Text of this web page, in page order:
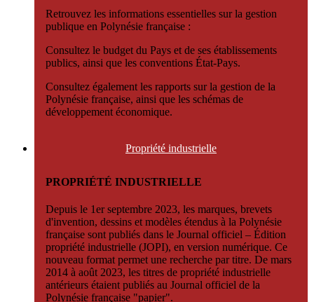
Retrouvez les informations essentielles sur la gestion
publique en Polynésie française :
Consultez le budget du Pays et de ses établissements
publics, ainsi que les conventions État-Pays.
Consultez également les rapports sur la gestion de la
Polynésie française, ainsi que les schémas de
développement économique.
Propriété industrielle
PROPRIÉTÉ INDUSTRIELLE
Depuis le 1er septembre 2023, les marques, brevets
d'invention, dessins et modèles étendus à la Polynésie
française sont publiés dans le Journal officiel – Édition
propriété industrielle (JOPI), en version numérique. Ce
nouveau format permet une recherche par titre. De mars
2014 à août 2023, les titres de propriété industrielle
antérieurs étaient publiés au Journal officiel de la
Polynésie française "papier".